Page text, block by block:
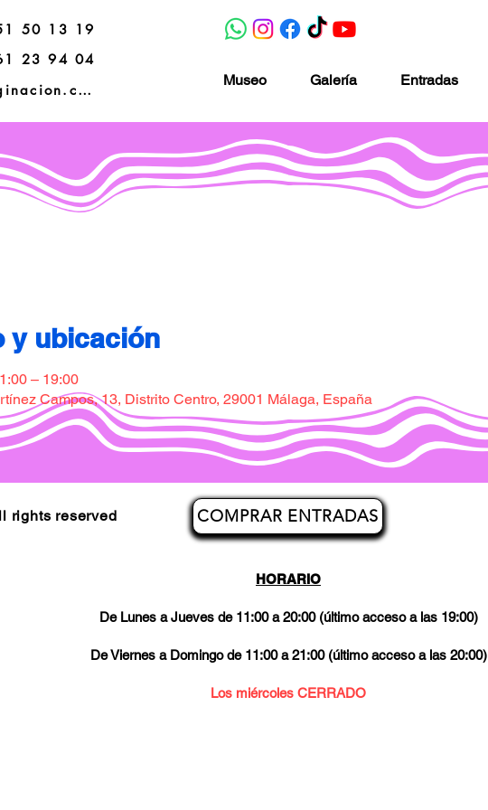
50 13 19
23 94 04
info@museoimaginacion.com
Museo Galería Entradas
y ubicación
– 19:00
Campos, 13, Distrito Centro, 29001 Málaga, España
HORARIO
De Lunes a Jueves de 11:00 a 20:00 (último acceso a las 19:00)
De Viernes a Domingo de 11:00 a 21:00 (último acceso a las 20:00)
Los miércoles CERRADO
COMPRAR ENTRADAS
rights reserved